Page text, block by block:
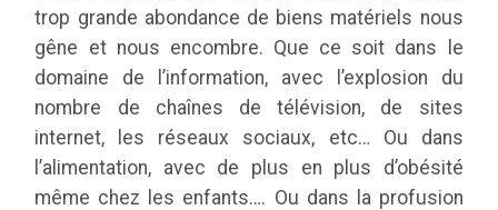
trop grande abondance de biens matériels nous
gêne et nous encombre. Que ce soit dans le
domaine de l’information, avec l’explosion du
nombre de chaînes de télévision, de sites
internet, les réseaux sociaux, etc… Ou dans
l’alimentation, avec de plus en plus d’obésité
même chez les enfants…. Ou dans la profusion